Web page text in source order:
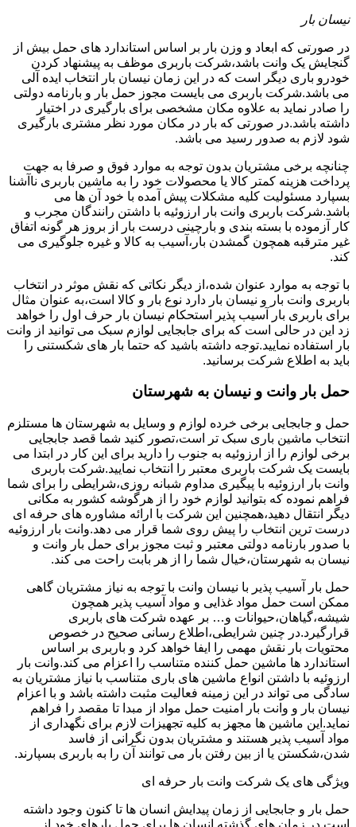
نیسان بار
در صورتی که ابعاد و وزن بار بر اساس استاندارد های حمل بیش از
گنجایش یک وانت باشد،شرکت باربری موظف به پیشنهاد کردن
خودرو باری دیگر است که در این زمان نیسان بار انتخاب ایده آلی
می باشد.شرکت باربری می بایست مجوز حمل بار و بارنامه دولتی
را صادر نماید به علاوه مکان مشخصی برای بارگیری در اختیار
داشته باشد.در صورتی که بار در مکان مورد نظر مشتری بارگیری
شود لازم به صدور رسید می باشد.
چنانچه برخی مشتریان بدون توجه به موارد فوق و صرفا به جهت
پرداخت هزینه کمتر کالا یا محصولات خود را به ماشین باربری ناآشنا
بسپارد مسئولیت کلیه مشکلات پیش آمده با خود آن ها می
باشد.شرکت باربری وانت بار ارزوئیه با داشتن رانندگان مجرب و
کار آزموده با بسته بندی و بارچینی درست بار از بروز هر گونه اتفاق
غیر مترقبه همچون گمشدن بار،آسیب به کالا و غیره جلوگیری می
کند.
با توجه به موارد عنوان شده،از دیگر نکاتی که نقش موثر در انتخاب
باربری وانت بار و نیسان بار دارد نوع بار و کالا است،به عنوان مثال
برای باربری بار آسیب پذیر استحکام نیسان بار حرف اول را خواهد
زد این در حالی است که برای جابجایی لوازم سبک می توانید از وانت
بار استفاده نمایید.توجه داشته باشید که حتما بار های شکستنی را
باید به اطلاع شرکت برسانید.
حمل بار وانت و نیسان به شهرستان
حمل و جابجایی برخی خرده لوازم و وسایل به شهرستان ها مستلزم
انتخاب ماشین باری سبک تر است،تصور کنید شما قصد جابجایی
برخی لوازم را از ارزوئیه به جنوب را دارید برای این کار در ابتدا می
بایست یک شرکت باربری معتبر را انتخاب نمایید.شرکت باربری
وانت بار ارزوئیه با پیگیری مداوم شبانه روزی،شرایطی را برای شما
فراهم نموده که بتوانید لوازم خود را از هرگوشه کشور به مکانی
دیگر انتقال دهید،همچنین این شرکت با ارائه مشاوره های حرفه ای
درست ترین انتخاب را پیش روی شما قرار می دهد.وانت بار ارزوئیه
با صدور بارنامه دولتی معتبر و ثبت مجوز برای حمل بار وانت و
نیسان به شهرستان،خیال شما را از هر بابت راحت می کند.
حمل بار آسیب پذیر با نیسان وانت با توجه به نیاز مشتریان گاهی
ممکن است حمل مواد غذایی و مواد آسیب پذیر همچون
شیشه،گیاهان،حیوانات و… بر عهده شرکت های باربری
قرارگیرد.در چنین شرایطی،اطلاع رسانی صحیح در خصوص
محتویات بار نقش مهمی را ایفا خواهد کرد و باربری بر اساس
استاندارد ها ماشین حمل کننده متناسب را اعزام می کند.وانت بار
ارزوئیه با داشتن انواع ماشین های باری متناسب با نیاز مشتریان به
سادگی می تواند در این زمینه فعالیت مثبت داشته باشد و با اعزام
نیسان بار و وانت بار امنیت حمل مواد از مبدا تا مقصد را فراهم
نماید.این ماشین ها مجهز به کلیه تجهیزات لازم برای نگهداری از
مواد آسیب پذیر هستند و مشتریان بدون نگرانی از فاسد
شدن،شکستن یا از بین رفتن بار می توانند آن را به باربری بسپارند.
ویژگی های یک شرکت وانت بار حرفه ای
حمل بار و جابجایی از زمان پیدایش انسان ها تا کنون وجود داشته
است.در زمان های گذشته انسان ها برای حمل بارهای خود از